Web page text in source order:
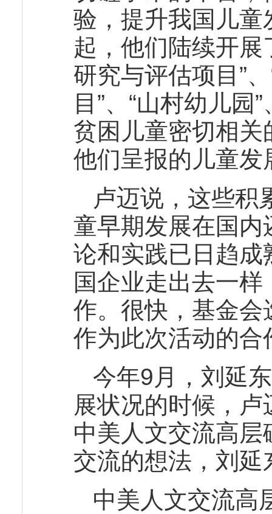
验，提升我国儿
起，他们陆续开展
研究与评估项目”
目”、“山村幼儿园
贫困儿童密切相
他们呈报的儿童
卢迈说，这些积
童早期发展在国
论和实践已日趋
国企业走出去一
作。很快，基金
作为此次活动的
今年9月，刘延
展状况的时候，
中美人文交流高
交流的想法，刘
中美人文交流高